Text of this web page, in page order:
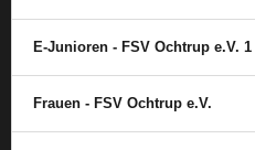
E-Junioren - FSV Ochtrup e.V. 1
Frauen - FSV Ochtrup e.V.